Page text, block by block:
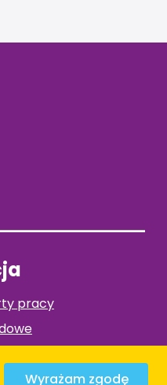
pracy
Wyrażam zgodę